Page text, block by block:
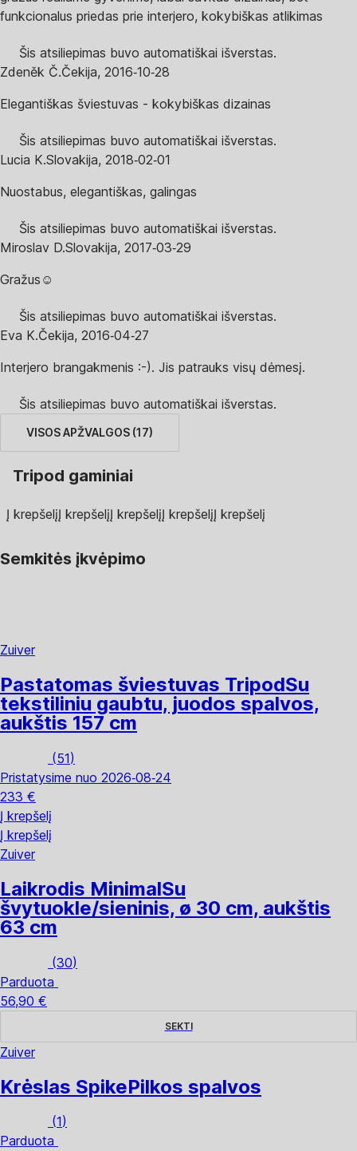
funkcionalus priedas prie interjero, kokybiškas atlikimas
Šis atsiliepimas buvo automatiškai išverstas.
Zdeněk Č.Čekija, 2016‑10‑28
Elegantiškas šviestuvas - kokybiškas dizainas
Šis atsiliepimas buvo automatiškai išverstas.
Lucia K.Slovakija, 2018‑02‑01
Nuostabus, elegantiškas, galingas
Šis atsiliepimas buvo automatiškai išverstas.
Miroslav D.Slovakija, 2017‑03‑29
Gražus☺
Šis atsiliepimas buvo automatiškai išverstas.
Eva K.Čekija, 2016‑04‑27
Interjero brangakmenis :-). Jis patrauks visų dėmesį.
Šis atsiliepimas buvo automatiškai išverstas.
VISOS APŽVALGOS (17)
Tripod gaminiai
Į krepšelįĮ krepšelįĮ krepšelįĮ krepšelįĮ krepšelį
Semkitės įkvėpimo
Zuiver
Pastatomas šviestuvas TripodSu
tekstiliniu gaubtu, juodos spalvos,
aukštis 157 cm
(51)
Pristatysime nuo 2026‑08‑24
233 €
Į krepšelį
Į krepšelį
Zuiver
Laikrodis MinimalSu
švytuokle/sieninis, ø 30 cm, aukštis
63 cm
(30)
Parduota
56,90 €
SEKTI
Zuiver
Krėslas SpikePilkos spalvos
(1)
Parduota